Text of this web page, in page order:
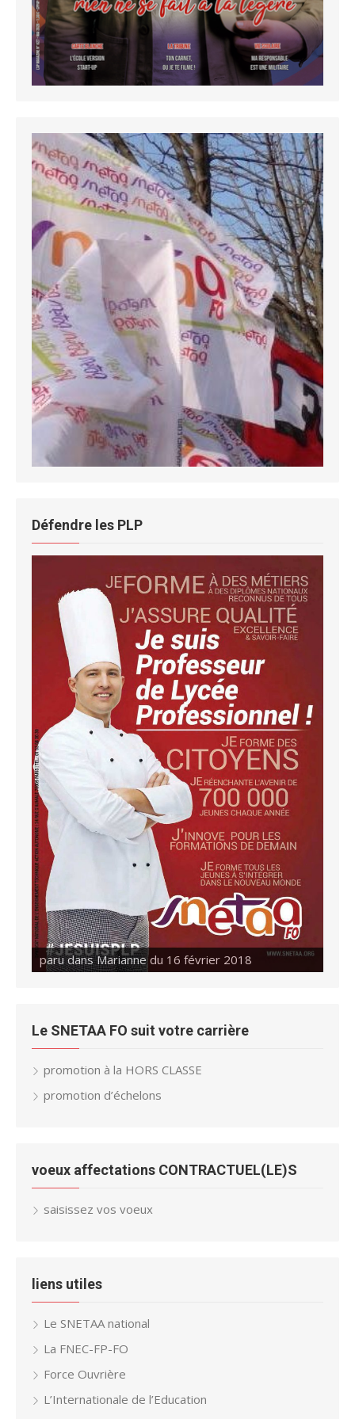
Défendre les PLP
paru dans Marianne du 16 février 2018
paru dans Marianne du 23 février 2018
Le SNETAA FO suit votre carrière
promotion à la HORS CLASSE
promotion d’échelons
voeux affectations CONTRACTUEL(LE)S
saisissez vos voeux
liens utiles
Le SNETAA national
La FNEC-FP-FO
Force Ouvrière
L’Internationale de l’Education